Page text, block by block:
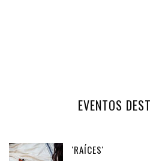
EVENTOS
'RAÍCES'